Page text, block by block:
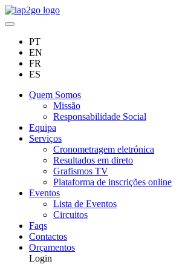
PT
EN
FR
ES
Quem Somos
Missão
Responsabilidade Social
Equipa
Serviços
Cronometragem eletrónica
Resultados em direto
Grafismos TV
Plataforma de inscrições online
Eventos
Lista de Eventos
Circuitos
Faqs
Contactos
Orçamentos
Login